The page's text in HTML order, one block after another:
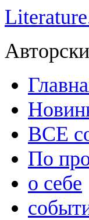
ВСЕ
По
о себе